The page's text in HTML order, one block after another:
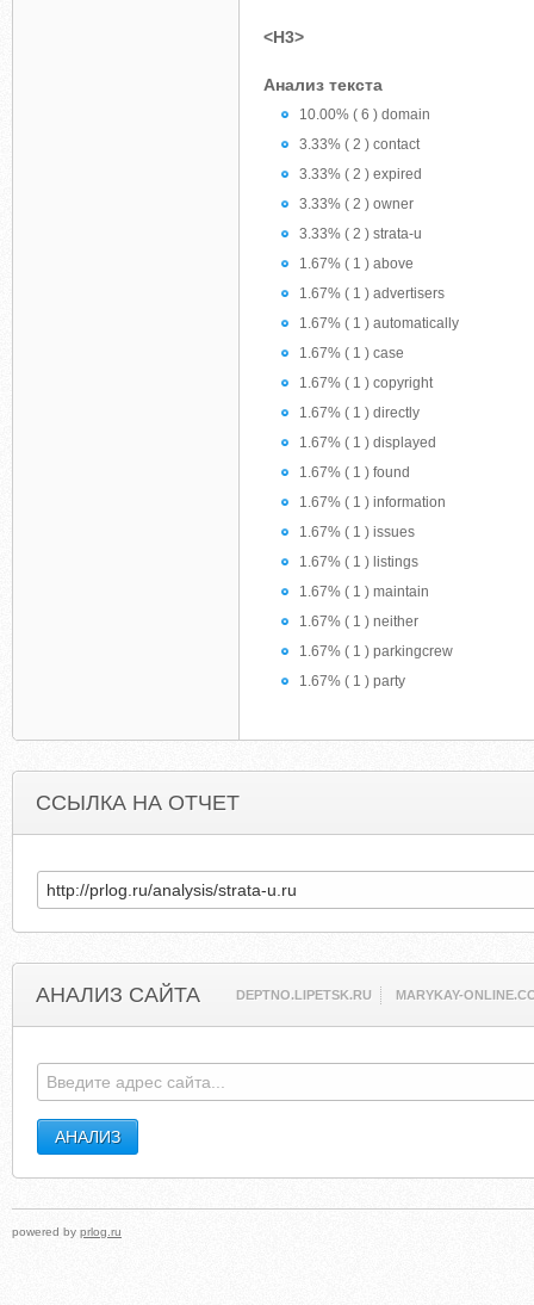
<H3>
Анализ текста
10.00% ( 6 ) domain
3.33% ( 2 ) contact
3.33% ( 2 ) expired
3.33% ( 2 ) owner
3.33% ( 2 ) strata-u
1.67% ( 1 ) above
1.67% ( 1 ) advertisers
1.67% ( 1 ) automatically
1.67% ( 1 ) case
1.67% ( 1 ) copyright
1.67% ( 1 ) directly
1.67% ( 1 ) displayed
1.67% ( 1 ) found
1.67% ( 1 ) information
1.67% ( 1 ) issues
1.67% ( 1 ) listings
1.67% ( 1 ) maintain
1.67% ( 1 ) neither
1.67% ( 1 ) parkingcrew
1.67% ( 1 ) party
ССЫЛКА НА ОТЧЕТ
АНАЛИЗ САЙТА DEPTNO.LIPETSK.RU MARYKAY-
powered by prlog.ru